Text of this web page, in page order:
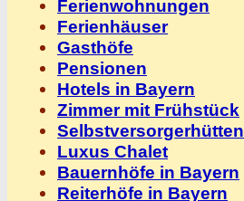
Ferienwohnungen
Ferienhäuser
Gasthöfe
Pensionen
Hotels in Bayern
Zimmer mit Frühstück
Selbstversorgerhütten
Luxus Chalet
Bauernhöfe in Bayern
Reiterhöfe in Bayern